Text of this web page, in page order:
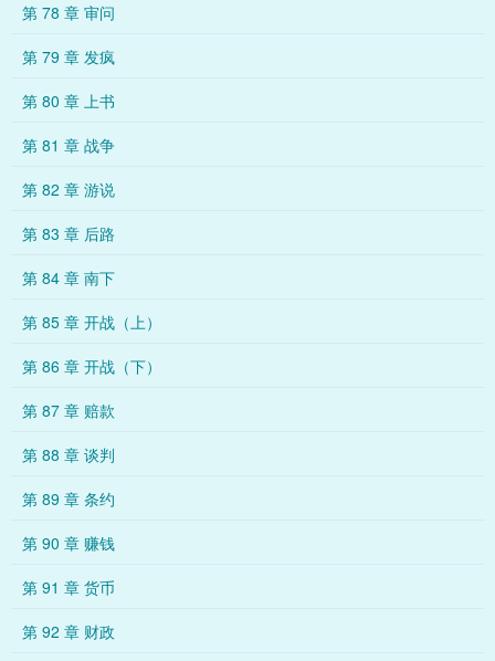
第 78 章 审问
第 79 章 发疯
第 80 章 上书
第 81 章 战争
第 82 章 游说
第 83 章 后路
第 84 章 南下
第 85 章 开战（上）
第 86 章 开战（下）
第 87 章 赔款
第 88 章 谈判
第 89 章 条约
第 90 章 赚钱
第 91 章 货币
第 92 章 财政